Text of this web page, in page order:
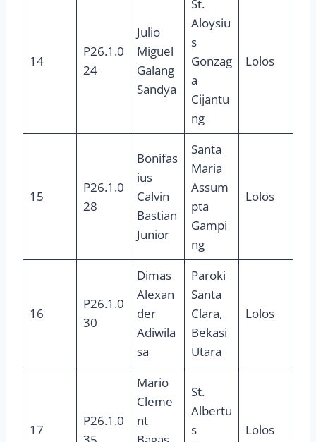
14
P26.1.0
24
Julio
Miguel
Galang
Sandya
St.
Aloysiu
s
Gonzag
a
Cijantu
ng
Lolos
15
P26.1.0
28
Bonifas
ius
Calvin
Bastian
Junior
Santa
Maria
Assum
pta
Gampi
ng
Lolos
16
P26.1.0
30
Dimas
Alexan
der
Adiwila
sa
Paroki
Santa
Clara,
Bekasi
Utara
Lolos
17
P26.1.0
Mario
Cleme
nt
St.
Albertu
s
Lolos